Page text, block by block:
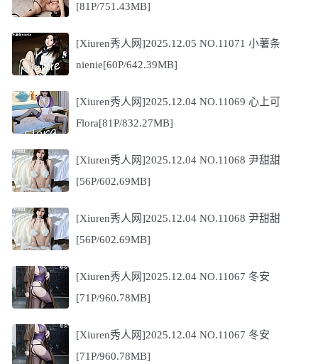
[81P/751.43MB]
[Xiuren秀人网]2025.12.05 NO.11071 小薯条
nienie[60P/642.39MB]
[Xiuren秀人网]2025.12.04 NO.11069 心上可
Flora[81P/832.27MB]
[Xiuren秀人网]2025.12.04 NO.11068 尹甜甜
[56P/602.69MB]
[Xiuren秀人网]2025.12.04 NO.11068 尹甜甜
[56P/602.69MB]
[Xiuren秀人网]2025.12.04 NO.11067 冬安
[71P/960.78MB]
[Xiuren秀人网]2025.12.04 NO.11067 冬安
[71P/960.78MB]